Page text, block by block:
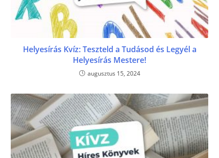
Helyesírás Kvíz: Teszteld a Tudásod és Legyél a
Helyesírás Mestere!
augusztus 15, 2024